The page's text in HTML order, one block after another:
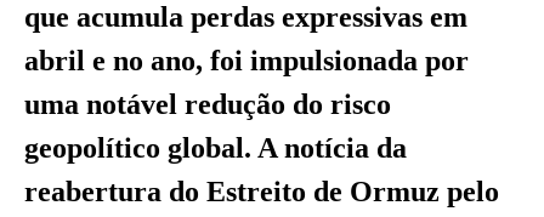
que acumula perdas expressivas em
abril e no ano, foi impulsionada por
uma notável redução do risco
geopolítico global. A notícia da
reabertura do Estreito de Ormuz pelo